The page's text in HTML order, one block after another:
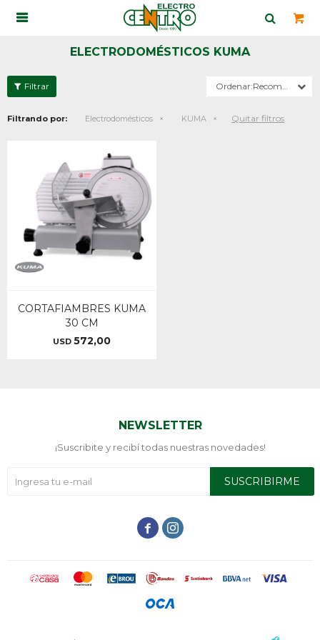

ELECTRODOMÉSTICOS KUMA
Recomendados
Filtrando por: Electrodomésticos KUMA Quitar filtros
CORTAFIAMBRES KUMA
30 CM
USD 572,00
NEWSLETTER
¡Suscribite y recibí todas nuestras novedades!
SUSCRIBIRME
 